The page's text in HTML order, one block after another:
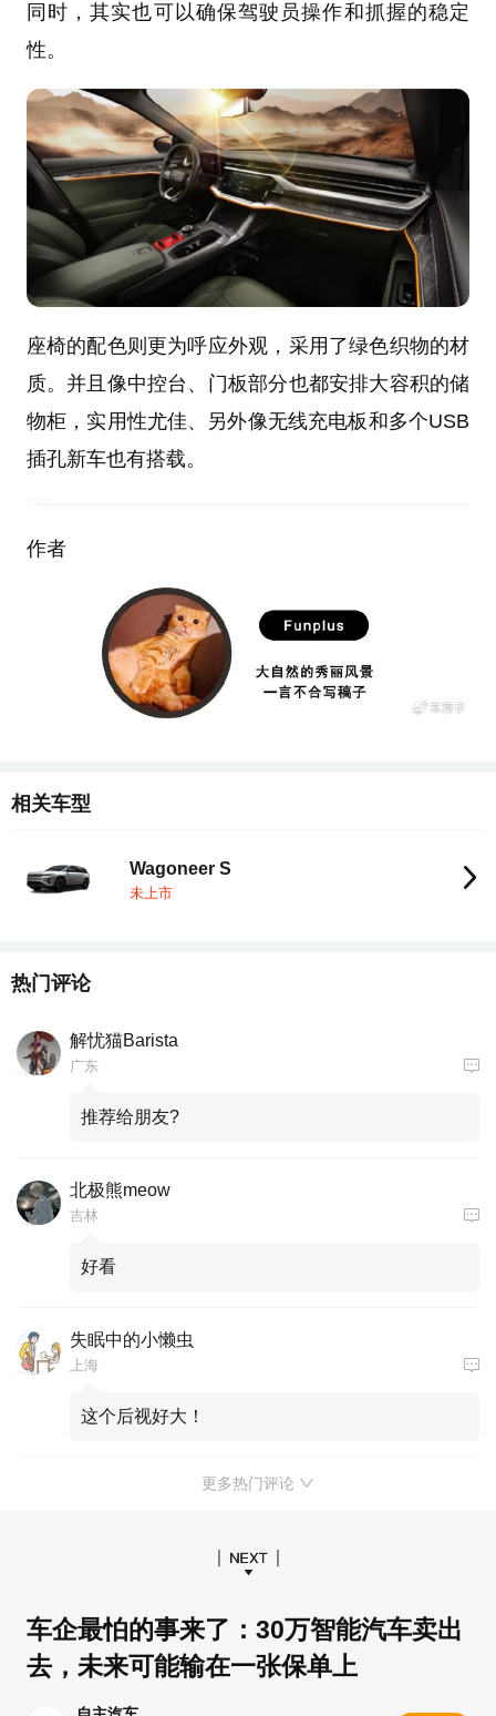
同时，其实也可以确保驾驶员操作和抓握的稳定
性。
座椅的配色则更为呼应外观，采用了绿色织物的材
质。并且像中控台、门板部分也都安排大容积的储
物柜，实用性尤佳、另外像无线充电板和多个USB
插孔新车也有搭载。
作者
相关车型
Wagoneer S
未上市
热门评论
解忧猫Barista
广东
推荐给朋友?
北极熊meow
吉林
好看
失眠中的小懒虫
上海
这个后视好大！
更多热门评论
车企最怕的事来了：30万智能汽车卖出
去，未来可能输在一张保单上